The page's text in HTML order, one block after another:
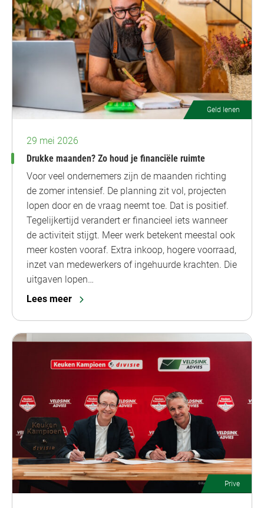
Geld lenen
29 mei 2026
Drukke maanden? Zo houd je financiële ruimte
Voor veel ondernemers zijn de maanden richting
de zomer intensief. De planning zit vol, projecten
lopen door en de vraag neemt toe. Dat is positief.
Tegelijkertijd verandert er financieel iets wanneer
de activiteit stijgt. Meer werk betekent meestal ook
meer kosten vooraf. Extra inkoop, hogere voorraad,
inzet van medewerkers of ingehuurde krachten. Die
uitgaven lopen…
Lees meer
Prive